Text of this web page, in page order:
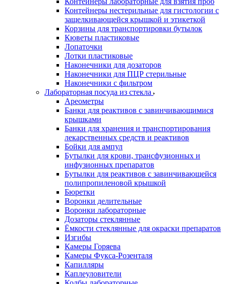
Контейнеры нестерильные для гистологии с
защелкивающейся крышкой и этикеткой
Корзины для транспортировки бутылок
Кюветы пластиковые
Лопаточки
Лотки пластиковые
Наконечники для дозаторов
Наконечники для ПЦР стерильные
Наконечники с фильтром
Лабораторная посуда из стекла
Ареометры
Банки для реактивов с завинчивающимися
крышками
Банки для хранения и транспортирования
лекарственных средств и реактивов
Бойки для ампул
Бутылки для крови, трансфузионных и
инфузионных препаратов
Бутылки для реактивов с завинчивающейся
полипропиленовой крышкой
Бюретки
Воронки делительные
Воронки лабораторные
Дозаторы стеклянные
Ёмкости стеклянные для окраски препаратов
Изгибы
Камеры Горяева
Камеры Фукса-Розенталя
Капилляры
Каплеуловители